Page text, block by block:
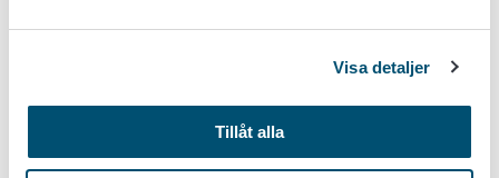
Visa detaljer
Tillåt alla
Lämnande av myndighetsprovresultat för
hushållsvatten till överföringstjänsten för